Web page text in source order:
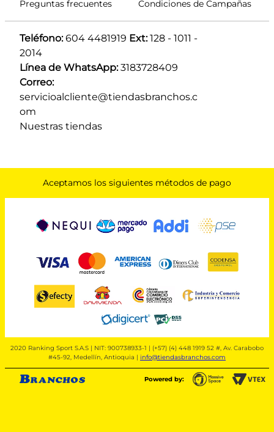
Preguntas frecuentes
Condiciones de Campañas
Teléfono: 604 4481919 Ext: 128 - 1011 -
2014
Línea de WhatsApp: 3183728409
Correo:
servicioalcliente@tiendasbranchos.c
om
Nuestras tiendas
Aceptamos los siguientes métodos de pago
2020 Ranking Sport S.A.S | NIT: 900738933-1 | (+57) (4) 448 1919 52 #, Av. Carabobo
#45-92, Medellín, Antioquia | info@tiendasbranchos.com
Powered by: